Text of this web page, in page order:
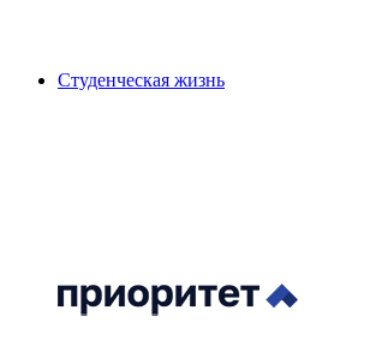
Студенческая жизнь